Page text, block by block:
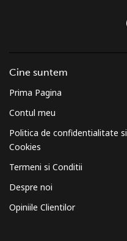
Cine suntem
Prima Pagina
Contul meu
Politica de confidentialitate si
Cookies
Termeni si Conditii
Despre noi
Opiniile Clientilor